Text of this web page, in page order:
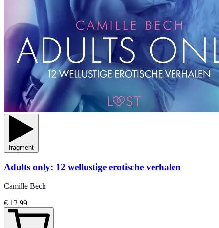
fragment
Adults only: 12 wellustige erotische verhalen
Camille Bech
€ 12,99